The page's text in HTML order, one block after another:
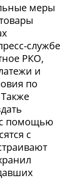
меры
службе
РКО,
и
по
с помощью
с